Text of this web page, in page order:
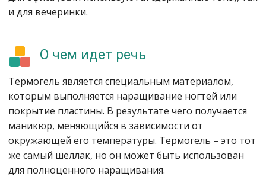
и для вечеринки.
О чем идет речь
Термогель является специальным материалом,
которым выполняется наращивание ногтей или
покрытие пластины. В результате чего получается
маникюр, меняющийся в зависимости от
окружающей его температуры. Термогель – это тот
же самый шеллак, но он может быть использован
для полноценного наращивания.